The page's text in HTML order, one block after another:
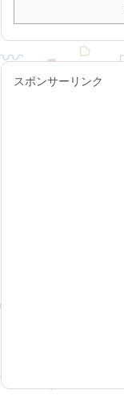
スポンサーリンク